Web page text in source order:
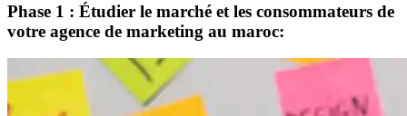
Phase 1 : Étudier le marché et les consommateurs de
votre agence de marketing au maroc: